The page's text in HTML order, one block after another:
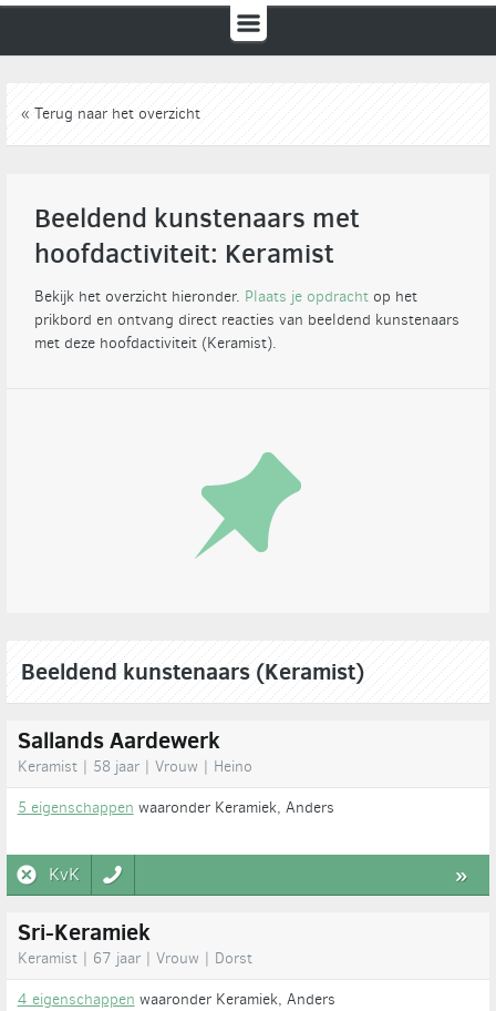
« Terug naar het overzicht
Beeldend kunstenaars met
hoofdactiviteit: Keramist
Bekijk het overzicht hieronder. Plaats je opdracht op het
prikbord en ontvang direct reacties van beeldend kunstenaars
met deze hoofdactiviteit (Keramist).
Beeldend kunstenaars (Keramist)
Sallands Aardewerk
Keramist | 58 jaar | Vrouw | Heino
5 eigenschappen waaronder Keramiek, Anders
KvK »
Sri-Keramiek
Keramist | 67 jaar | Vrouw | Dorst
4 eigenschappen waaronder Keramiek, Anders